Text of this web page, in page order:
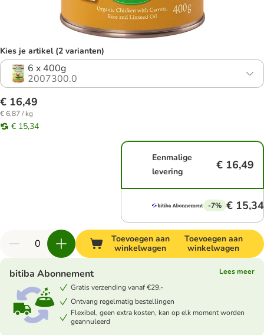
Kies je artikel (2 varianten)
6 x 400g
2007300.0
€ 16,49
€ 6,87 / kg
€ 15,34
Eenmalige
levering
€ 16,49
-7% € 15,34
Toevoegen aan
winkelwagen
Toevoegen aan
winkelwagen
bitiba Abonnement
Lees meer
Gratis verzending vanaf €29,-
Ontvang regelmatig bestellingen
Flexibel, geen extra kosten, kan op elk moment worden
geannuleerd